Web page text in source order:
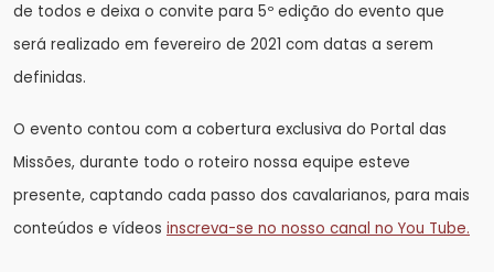
de todos e deixa o convite para 5º edição do evento que
será realizado em fevereiro de 2021 com datas a serem
definidas.
O evento contou com a cobertura exclusiva do Portal das
Missões, durante todo o roteiro nossa equipe esteve
presente, captando cada passo dos cavalarianos, para mais
conteúdos e vídeos inscreva-se no nosso canal no You Tube.